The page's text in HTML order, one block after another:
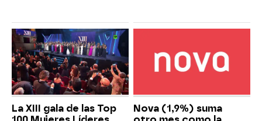
La XIII gala de las Top
Nova (1,9%) suma